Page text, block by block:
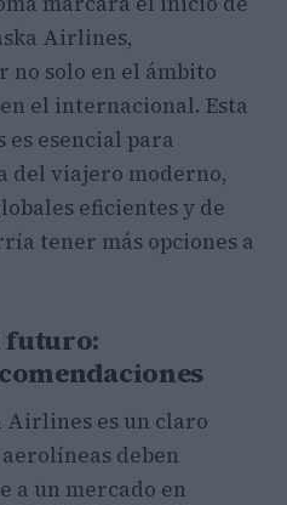
Airlines,
solo en el ámbito
el internacional. Esta
esencial para
del viajero moderno,
eficientes y de
tener más opciones a
futuro:
Airlines es un claro
deben
a un mercado en